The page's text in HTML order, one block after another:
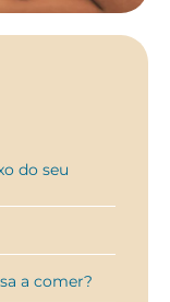
do seu
a comer?